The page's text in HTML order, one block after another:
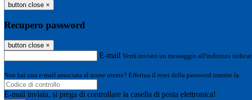
button close ×
Recupero password
button close ×
E-mail Verrà inviato un messaggio all'indirizzo
Non hai una e-mail associata al nome utente? Effettua il reset della password tramite la
E-mail inviata, si prega di controllare la casella di posta elettronica!